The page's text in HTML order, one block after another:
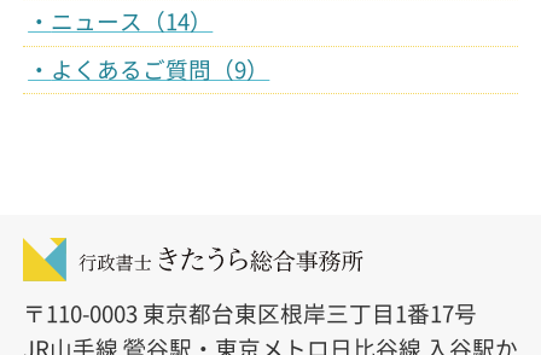
ニュース（14）
よくあるご質問（9）
〒110-0003 東京都台東区根岸三丁目1番17号
JR山手線 鶯谷駅・東京メトロ日比谷線 入谷駅か